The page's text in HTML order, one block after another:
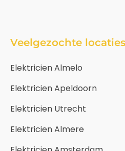
Veelgezochte locaties
Elektricien Almelo
Elektricien Apeldoorn
Elektricien Utrecht
Elektricien Almere